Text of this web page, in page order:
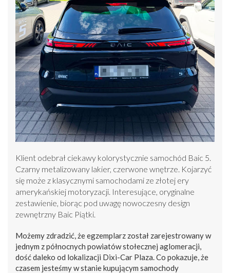
Klient odebrał ciekawy kolorystycznie samochód Baic 5.
Czarny metalizowany lakier, czerwone wnętrze. Kojarzyć
się może z klasycznymi samochodami ze złotej ery
amerykańskiej motoryzacji. Interesujące, oryginalne
zestawienie, biorąc pod uwagę nowoczesny design
zewnętrzny Baic Piątki.
Możemy zdradzić, że egzemplarz został zarejestrowany w
jednym z północnych powiatów stołecznej aglomeracji,
dość daleko od lokalizacji Dixi-Car Plaza. Co pokazuje, że
czasem jesteśmy w stanie kupującym samochody